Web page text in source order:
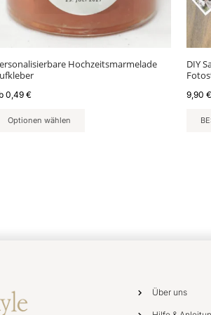
Hochzeitsmarmelade
0,49 €
Optionen wählen
auf
Produktseite
DIY
9,90 €
Über uns